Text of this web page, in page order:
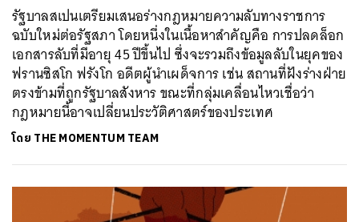
รัฐบาลสเปนเตรียมเสนอร่างกฎหมายความลับทางราชการ
ฉบับใหม่ต่อรัฐสภา โดยหนึ่งในเนื้อหาสำคัญคือ การปลดล็อก
เอกสารลับที่มีอายุ 45 ปีขึ้นไป ซึ่งจะรวมถึงข้อมูลลับในยุคของ
ฟรานซิสโก ฟรังโก อดีตผู้นำเผด็จการ เช่น สถานที่ฝังร่างฝ่าย
ตรงข้ามที่ถูกรัฐบาลสังหาร ขณะที่กลุ่มเคลื่อนไหวเชื่อว่า
กฎหมายนี้อาจเปลี่ยนประวัติศาสตร์ของประเทศ
โดย THE MOMENTUM TEAM